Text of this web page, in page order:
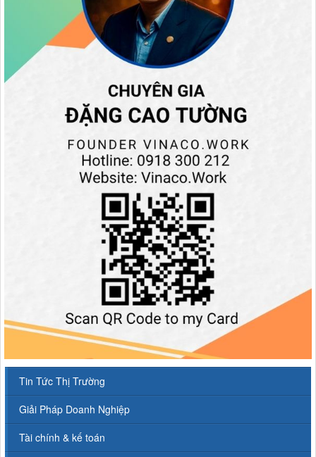
Tin Tức Thị Trường
Giải Pháp Doanh Nghiệp
Tài chính & kế toán